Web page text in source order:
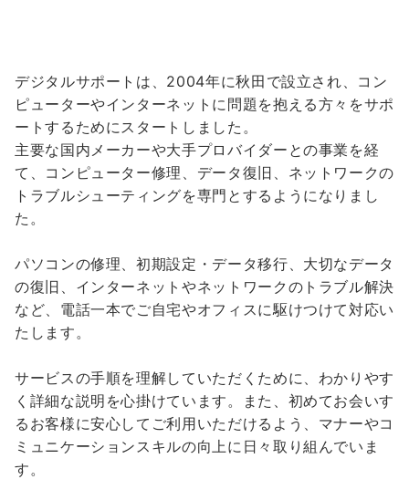
デジタルサポートは、2004年に秋田で設立され、コン
ピューターやインターネットに問題を抱える方々をサポ
ートするためにスタートしました。
主要な国内メーカーや大手プロバイダーとの事業を経
て、コンピューター修理、データ復旧、ネットワークの
トラブルシューティングを専門とするようになりまし
た。
パソコンの修理、初期設定・データ移行、大切なデータ
の復旧、インターネットやネットワークのトラブル解決
など、電話一本でご自宅やオフィスに駆けつけて対応い
たします。
サービスの手順を理解していただくために、わかりやす
く詳細な説明を心掛けています。また、初めてお会いす
るお客様に安心してご利用いただけるよう、マナーやコ
ミュニケーションスキルの向上に日々取り組んでいま
す。